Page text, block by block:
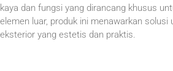
kaya dan fungsi yang dirancang khusus
elemen luar, produk ini menawarkan solusi
eksterior yang estetis dan praktis.